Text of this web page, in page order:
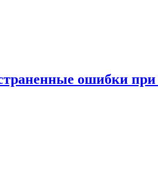
ошибки